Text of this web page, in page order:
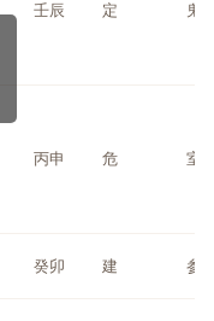
壬辰 定 鬼
丙申 危 室
癸卯 建 参